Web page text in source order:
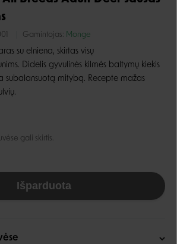
Gamintojas: Monge
su elniena, skirtas visų
Didelis gyvulinės kilmės baltymų kiekis
subalansuotą mitybą. Recepte mažas
gali skirtis.
Išparduota